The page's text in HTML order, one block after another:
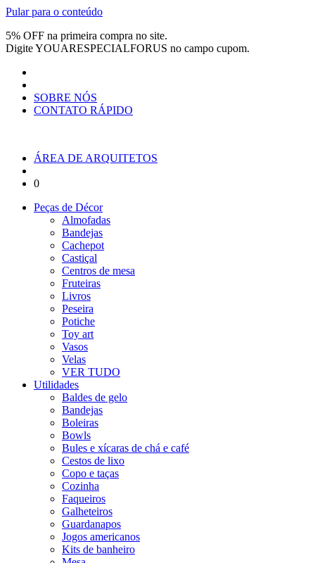
Pular para o conteúdo
5% OFF na primeira compra no site.
DigiteYOUARESPECIALFORUS no campo cupom.
SOBRE NÓS
CONTATO RÁPIDO
ÁREA DE ARQUITETOS
0
Peças de Décor
Almofadas
Bandejas
Cachepot
Castiçal
Centros de mesa
Fruteiras
Livros
Peseira
Potiche
Toy art
Vasos
Velas
VER TUDO
Utilidades
Baldes de gelo
Bandejas
Boleiras
Bowls
Bules e xícaras de chá e café
Cestos de lixo
Copo e taças
Cozinha
Faqueiros
Galheteiros
Guardanapos
Jogos americanos
Kits de banheiro